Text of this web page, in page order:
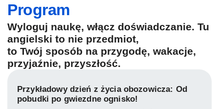
Program
Wyloguj naukę, włącz doświadczanie. Tu
angielski to nie przedmiot,
to Twój sposób na przygodę, wakacje,
przyjaźnie, przyszłość.
Przykładowy dzień z życia obozowicza: Od
pobudki po gwiezdne ognisko!